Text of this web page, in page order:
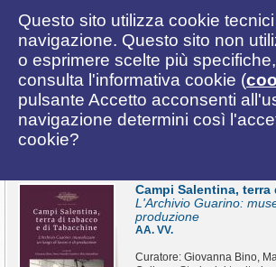
Questo sito utilizza cookie
navigazione. Questo sito non
o esprimere scelte più
consulta l'informativa cookie (
pulsante Accetto acconsenti
navigazione determini così
cookie?
Campi Salentina,
L'Archivio Guarino:
produzione
AA. VV.
Curatore: Giovanna Bino,